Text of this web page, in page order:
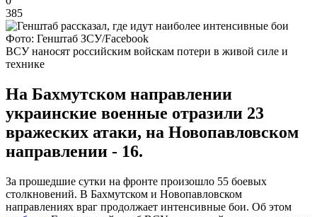
385
Фото: Генштаб ЗСУ/Facebook
ВСУ наносят российским войскам потери в живой силе и
технике
На Бахмутском направлении
украинские военные отразили 23
вражеских атаки, на Новопавловском
направлении - 16.
За прошедшие сутки на фронте произошло 55 боевых
столкновений. В Бахмутском и Новопавловском
направлениях враг продолжает интенсивные бои. Об этом